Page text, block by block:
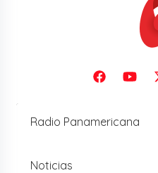
Radio Panamericana
Noticias